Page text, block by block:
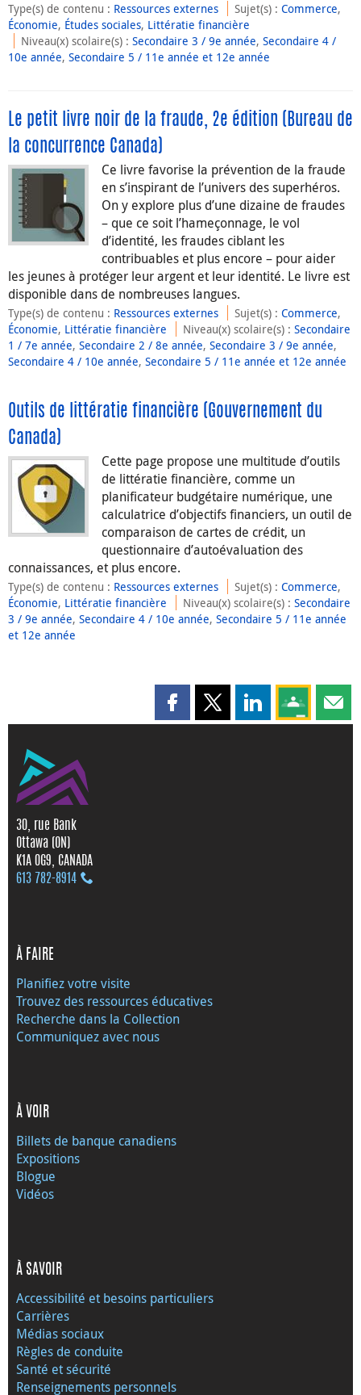
Type(s) de contenu : Ressources externes Sujet(s) :Commerce,
Économie, Études sociales, Littératie financière
Niveau(x) scolaire(s) :Secondaire 3 / 9e année,Secondaire 4 /
10e année, Secondaire 5 / 11e année et 12e année
Le petit livre noir de la fraude, 2e édition (Bureau de
la concurrence Canada)
Ce livre favorise la prévention de la fraude
en s’inspirant de l’univers des superhéros.
On y explore plus d’une dizaine de fraudes
– que ce soit l’hameçonnage, le vol
d’identité, les fraudes ciblant les
contribuables et plus encore – pour aider
les jeunes à protéger leur argent et leur identité. Le livre est
disponible dans de nombreuses langues.
Type(s) de contenu : Ressources externes Sujet(s) :Commerce,
Économie, Littératie financière Niveau(x) scolaire(s) :Secondaire
1 / 7e année, Secondaire 2 / 8e année, Secondaire 3 / 9e année,
Secondaire 4 / 10e année, Secondaire 5 / 11e année et 12e année
Outils de littératie financière (Gouvernement du
Canada)
Cette page propose une multitude d’outils
de littératie financière, comme un
planificateur budgétaire numérique, une
calculatrice d’objectifs financiers, un outil de
comparaison de cartes de crédit, un
questionnaire d’autoévaluation des
connaissances, et plus encore.
Type(s) de contenu : Ressources externes Sujet(s) :Commerce,
Économie, Littératie financière Niveau(x) scolaire(s) :Secondaire
3 / 9e année, Secondaire 4 / 10e année, Secondaire 5 / 11e année
et 12e année
Partager cette page sur
Partager cette page sur X
Partager cette
Partagez
30, rue Bank
Ottawa (ON)
K1A 0G9, CANADA
613 782‑8914
À FAIRE
Planifiez votre visite
Trouvez des ressources éducatives
Recherche dans la Collection
Communiquez avec nous
À VOIR
Billets de banque canadiens
Expositions
Blogue
Vidéos
À SAVOIR
Accessibilité et besoins particuliers
Carrières
Médias sociaux
Règles de conduite
Santé et sécurité
Renseignements personnels